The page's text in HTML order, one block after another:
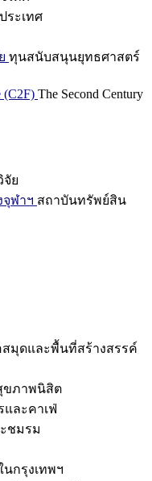
ระเทศ
ทุนสนับสนุนยุทธศาสตร์
(C2F) The Second Century
จัย
ฬาฯ สถาบันทรัพย์สิน
มุดและพื้นที่สร้างสรรค์
ขภาพนิสิต
และคาเฟ่
ชมรม
กรุงเทพฯ